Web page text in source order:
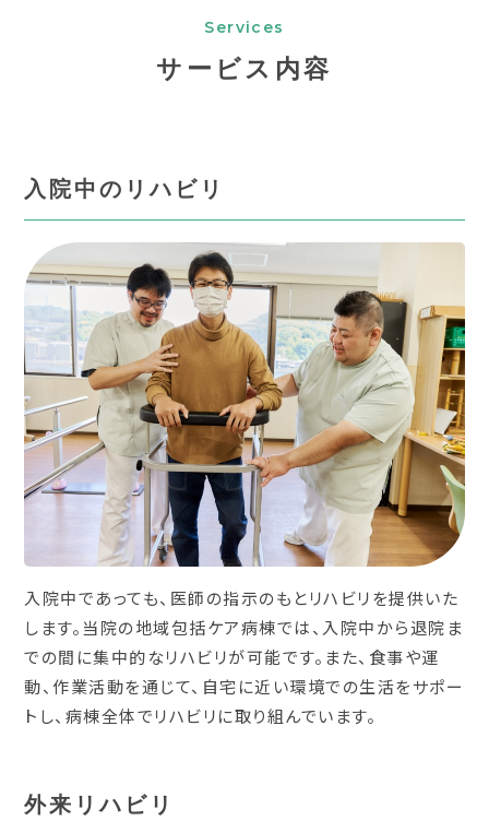
サービス内容
入院中のリハビリ
入院中であっても、医師の指示のもとリハビリを提供いた
します。当院の地域包括ケア病棟では、入院中から退院ま
での間に集中的なリハビリが可能です。また、食事や運
動、作業活動を通じて、自宅に近い環境での生活をサポー
トし、病棟全体でリハビリに取り組んでいます。
外来リハビリ